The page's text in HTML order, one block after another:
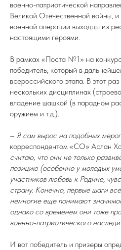
военно-патриотической
Великой Отечественной войны,
военной операции выходцы из
настоящими героями.
В рамках «Поста №1» на
победитель, который в
всероссийского этапа. В этот
нескольких дисциплинах
владение шашкой (в парадном
оружием и т.д.).
– Я сам вырос на подобных
корреспондентом «СО» Аслан
считаю, что они не только
позицию (особенно у молодых
участников любовь к Родине,
страну. Конечно, первые шаги
немногие еще понимают
однако со временем они тоже
военно-патриотического
И вот победитель и призеры